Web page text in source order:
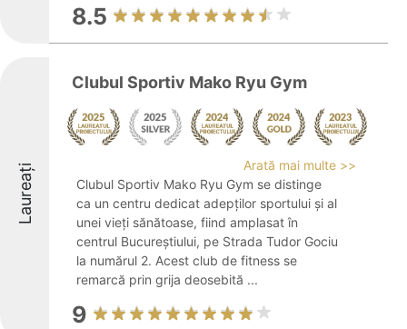
8.5
Laureați
Clubul Sportiv Mako Ryu Gym
Arată mai multe >>
Clubul Sportiv Mako Ryu Gym se distinge
ca un centru dedicat adepților sportului și al
unei vieți sănătoase, fiind amplasat în
centrul Bucureștiului, pe Strada Tudor Gociu
la numărul 2. Acest club de fitness se
remarcă prin grija deosebită ...
9